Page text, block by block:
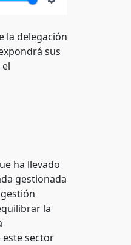
la delegación
sus
ha llevado
gestionada
la
sector